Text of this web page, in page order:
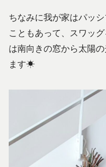
ちなみに我が家はパッ
こともあって、スワッ
は南向きの窓から太陽
ます☀